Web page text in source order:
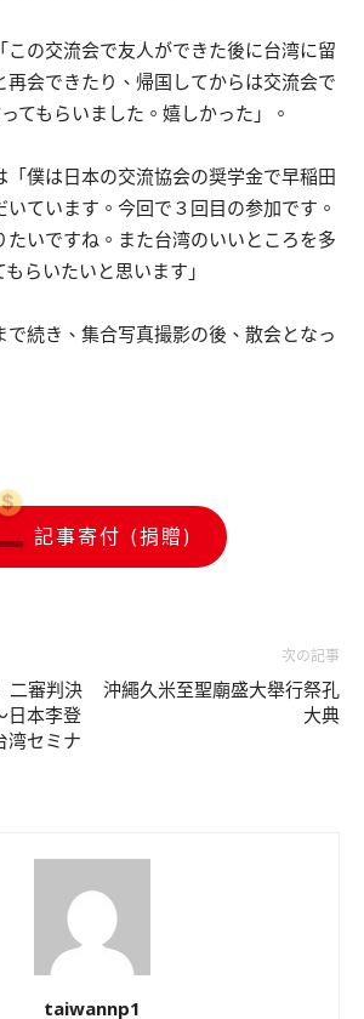
この交流会で友人ができた後に台湾に留
再会できたり、帰国してからは交流会で
てもらいました。嬉しかった」。
「僕は日本の交流協会の奨学金で早稲田
ています。今回で３回目の参加です。
たいですね。また台湾のいいところを多
らいたいと思います」
で続き、集合写真撮影の後、散会となっ
記事寄付 (捐贈)
二審判決
日本李登
湾セミナ
次の記事
沖繩久米至聖廟盛大舉行祭孔
大典
taiwannp1